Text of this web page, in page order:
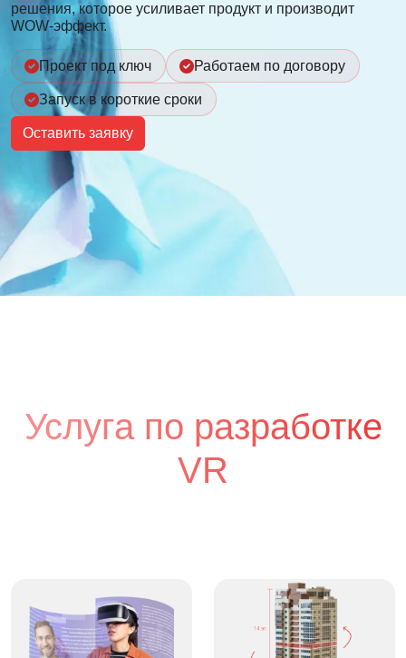
решения, которое усиливает продукт и производит
WOW-эффект.
Проект под ключ Работаем по договору
Запуск в короткие сроки
Оставить заявку
Услуга по разработке
VR